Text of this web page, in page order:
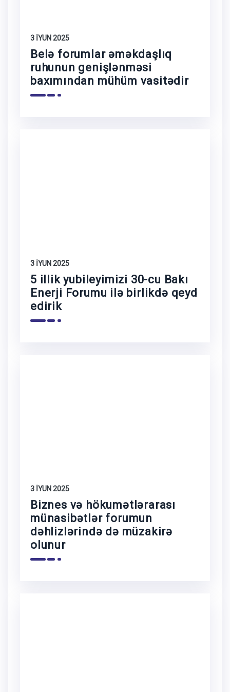
3 İYUN 2025
Belə forumlar əməkdaşlıq
ruhunun genişlənməsi
baxımından mühüm vasitədir
3 İYUN 2025
5 illik yubileyimizi 30-cu Bakı
Enerji Forumu ilə birlikdə qeyd
edirik
3 İYUN 2025
Biznes və hökumətlərarası
münasibətlər forumun
dəhlizlərində də müzakirə
olunur